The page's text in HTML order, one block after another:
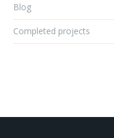
Blog
Completed projects